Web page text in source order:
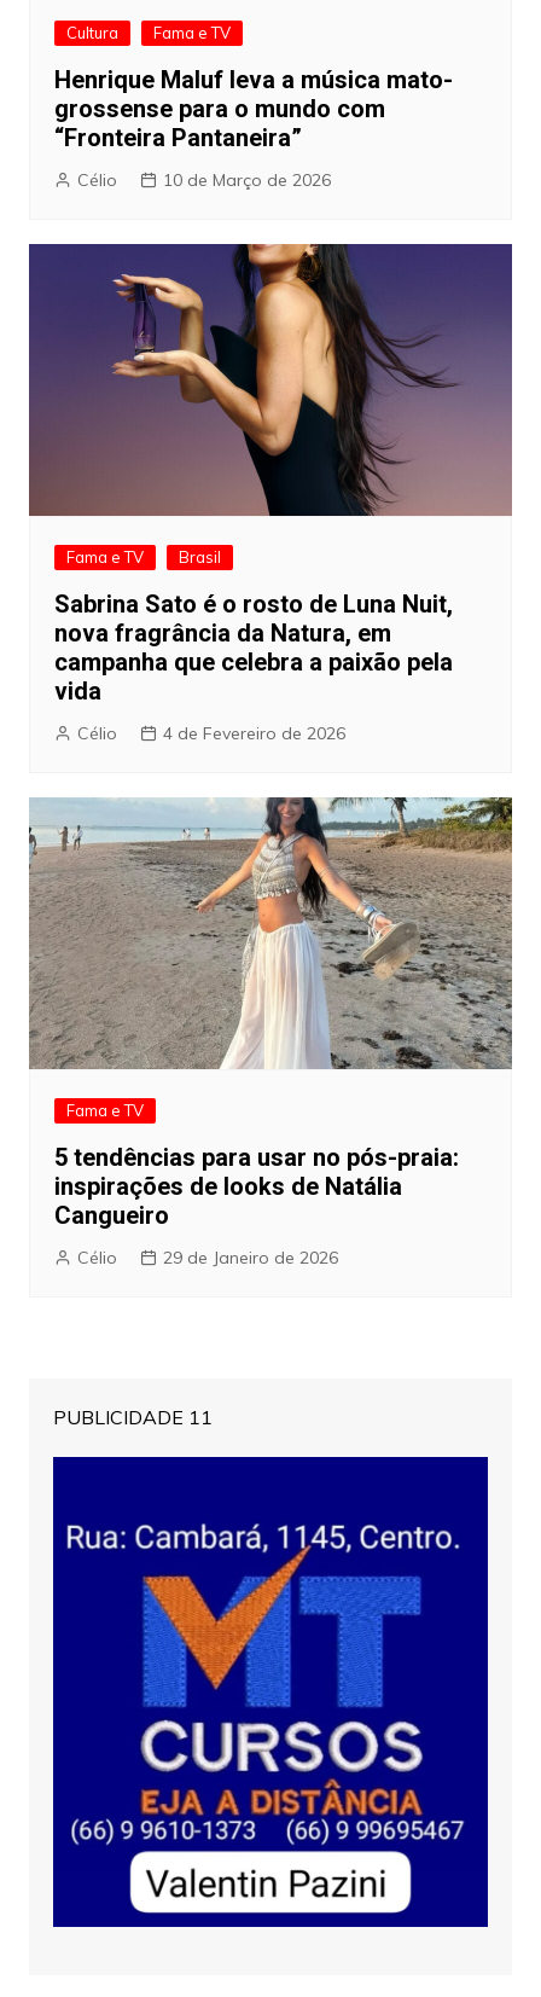
Cultura Fama e TV
Henrique Maluf leva a música mato-
grossense para o mundo com
“Fronteira Pantaneira”
Célio 10 de Março de 2026
Fama e TV Brasil
Sabrina Sato é o rosto de Luna Nuit,
nova fragrância da Natura, em
campanha que celebra a paixão pela
vida
Célio 4 de Fevereiro de 2026
Fama e TV
5 tendências para usar no pós-praia:
inspirações de looks de Natália
Cangueiro
Célio 29 de Janeiro de 2026
PUBLICIDADE 11